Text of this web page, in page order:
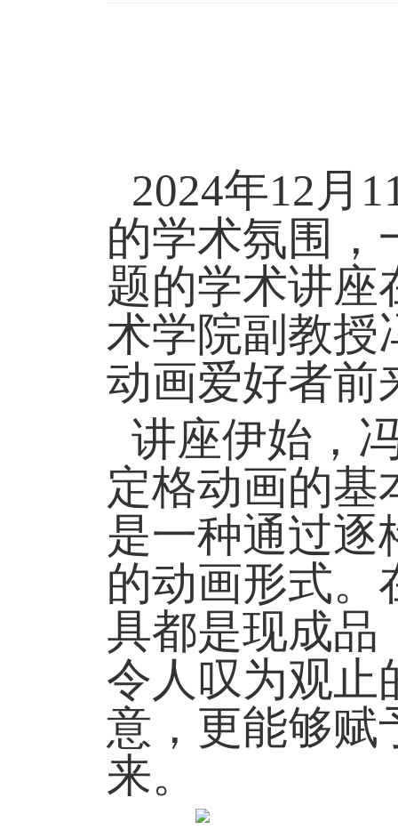
2024年12 月
的学术氛围，
题的学术讲座
术学院副教授
动画爱好者前
讲座伊始，
定格动画的基
是一种通过逐
的动画形式。
具都是现成品
令人叹为观止
意，更能够赋
来。